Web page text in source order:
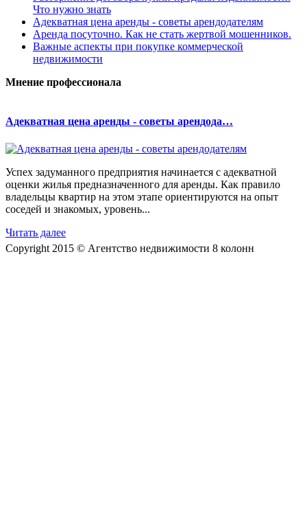
Что нужно знать
Адекватная цена аренды - советы арендодателям
Аренда посуточно. Как не стать жертвой мошенников.
Важные аспекты при покупке коммерческой
недвижимости
Мнение профессионала
Адекватная цена аренды - советы арендода…
Успех задуманного предприятия начинается с адекватной
оценки жилья предназначенного для аренды. Как правило
владельцы квартир на этом этапе ориентируются на опыт
соседей и знакомых, уровень...
Читать далее
Copyright 2015 © Агентство недвижимости 8 колонн